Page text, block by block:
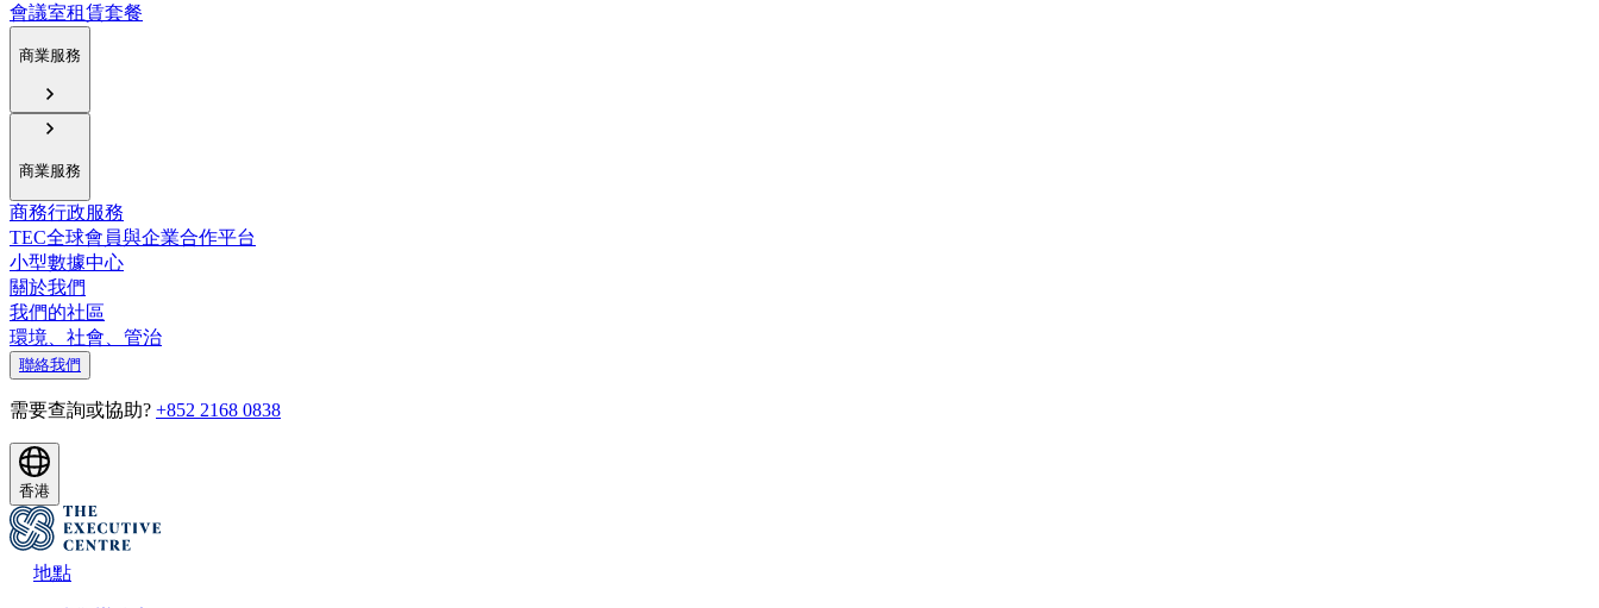
會議室租賃套餐
商業服務
商業服務
商務行政服務
TEC全球會員與企業合作平台
小型數據中心
關於我們
我們的社區
環境、社會、管治
聯絡我們
需要查詢或協助? +852 2168 0838
香港
地點